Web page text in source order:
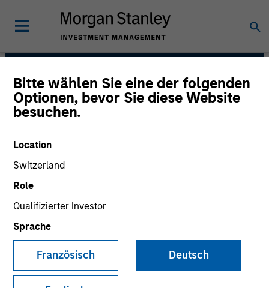
Bitte wählen Sie eine der folgenden
Optionen, bevor Sie diese Website
besuchen.
Location
Switzerland
Role
Qualifizierter Investor
Sprache
Französisch Deutsch
Broad Markets Fixed
Income Team
Our team provides exposure to what we consider the